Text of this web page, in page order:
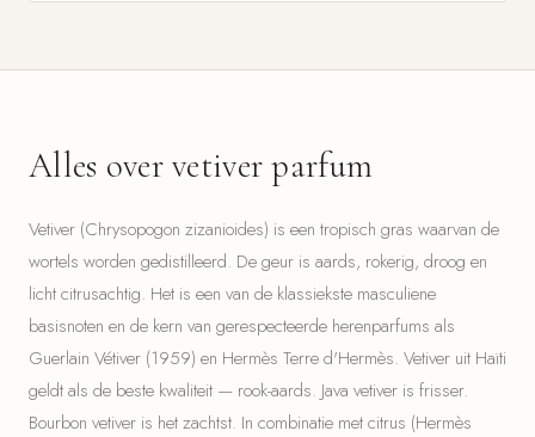
Alles over vetiver parfum
Vetiver (Chrysopogon zizanioides) is een tropisch gras waarvan de
wortels worden gedistilleerd. De geur is aards, rokerig, droog en
licht citrusachtig. Het is een van de klassiekste masculiene
basisnoten en de kern van gerespecteerde herenparfums als
Guerlain Vétiver (1959) en Hermès Terre d'Hermès. Vetiver uit Haïti
geldt als de beste kwaliteit — rook-aards. Java vetiver is frisser.
Bourbon vetiver is het zachtst. In combinatie met citrus (Hermès